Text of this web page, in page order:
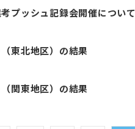
プッシュ記録会開催について
東北地区）の結果
関東地区）の結果